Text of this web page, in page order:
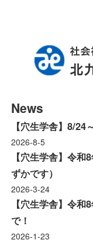
News
【穴生学舎】8/24
2026-8-5
【穴生学舎】令
ずかです）
2026-3-24
【穴生学舎】令
で！
2026-1-23